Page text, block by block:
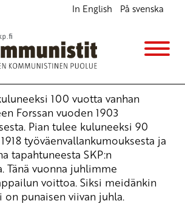
In English På svenska
juhlassa
(Muokattu 6.11.2025 - 13:37)
100 vuotta vanhan
Forssan vuoden 1903
Pian tulee kuluneeksi 90
työväenvallankumouksesta ja
tapahtuneesta SKP:n
Tänä vuonna juhlimme
voittoa. Siksi meidänkin
punaisen viivan juhla.